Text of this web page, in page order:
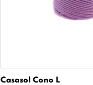
Casasol Cono L